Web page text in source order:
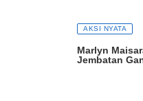
AKSI NYATA
Marlyn
Jembatan